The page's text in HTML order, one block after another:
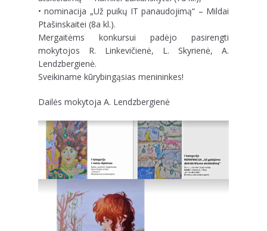
• nominacija „Už puikų IT panaudojimą“ – Mildai
Ptašinskaitei (8a kl.).
Mergaitėms konkursui padėjo pasirengti
mokytojos R. Linkevičienė, L. Skyrienė, A.
Lendzbergienė.
Sveikiname kūrybingąsias menininkes!
Dailės mokytoja A. Lendzbergienė